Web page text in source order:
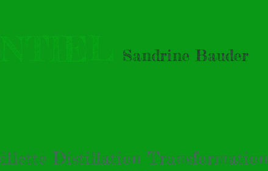
Sandrine Bauder
Distillation Transformation